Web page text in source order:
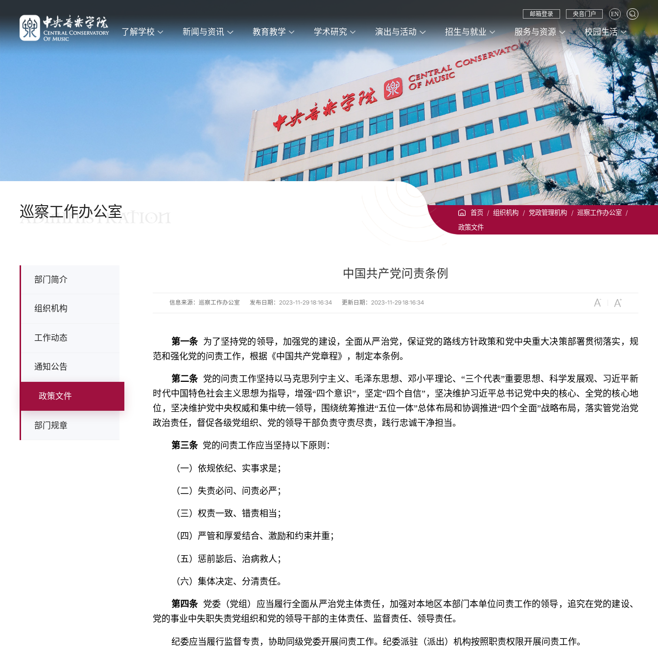
了解学校 新闻与资讯 教育教学 学术研究 演出与活动 招生与就业 服务与资源 校园生活
邮箱登录 央音门户 EN
巡察工作办公室
ADMINISTRATION 首页 / 组织机构 / 党政管理机构 / 巡察工作办公室 /
政策文件
部门简介
组织机构
工作动态
通知公告
政策文件
部门规章
中国共产党问责条例
信息来源：巡察工作办公室 发布日期：2023-11-29 18:16:34 更新日期：2023-11-29 18:16:34
第一条为了坚持党的领导，加强党的建设，全面从严治党，保证党的路线方针政策和党中央重大决策部署贯彻落实，规
范和强化党的问责工作，根据《中国共产党章程》，制定本条例。
第二条党的问责工作坚持以马克思列宁主义、毛泽东思想、邓小平理论、“三个代表”重要思想、科学发展观、习近平新
时代中国特色社会主义思想为指导，增强“四个意识”，坚定“四个自信”，坚决维护习近平总书记党中央的核心、全党的核心地
位，坚决维护党中央权威和集中统一领导，围绕统筹推进“五位一体”总体布局和协调推进“四个全面”战略布局，落实管党治党
政治责任，督促各级党组织、党的领导干部负责守责尽责，践行忠诚干净担当。
第三条党的问责工作应当坚持以下原则：
（一）依规依纪、实事求是；
（二）失责必问、问责必严；
（三）权责一致、错责相当；
（四）严管和厚爱结合、激励和约束并重；
（五）惩前毖后、治病救人；
（六）集体决定、分清责任。
第四条党委（党组）应当履行全面从严治党主体责任，加强对本地区本部门本单位问责工作的领导，追究在党的建设、
党的事业中失职失责党组织和党的领导干部的主体责任、监督责任、领导责任。
纪委应当履行监督专责，协助同级党委开展问责工作。纪委派驻（派出）机构按照职责权限开展问责工作。